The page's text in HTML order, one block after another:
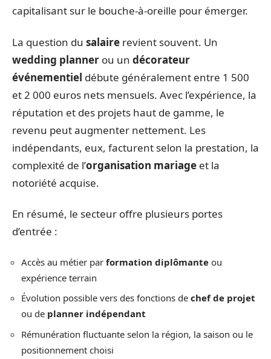
capitalisant sur le bouche-à-oreille pour émerger.
La question du salaire revient souvent. Un
wedding planner ou un décorateur
événementiel débute généralement entre 1 500
et 2 000 euros nets mensuels. Avec l’expérience, la
réputation et des projets haut de gamme, le
revenu peut augmenter nettement. Les
indépendants, eux, facturent selon la prestation, la
complexité de l’organisation mariage et la
notoriété acquise.
En résumé, le secteur offre plusieurs portes
d’entrée :
Accès au métier par formation diplômante ou
expérience terrain
Évolution possible vers des fonctions de chef de projet
ou de planner indépendant
Rémunération fluctuante selon la région, la saison ou le
positionnement choisi